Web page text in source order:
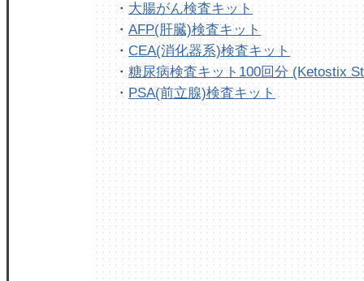
・ 大腸がん検査キット
・ AFP(肝臓)検査キット
・ CEA(消化器系)検査キット
・ 糖尿病検査キット100回分 (Ketostix
・ PSA(前立腺)検査キット